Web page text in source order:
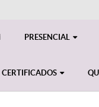
PRESENCIAL
CERTIFICADOS